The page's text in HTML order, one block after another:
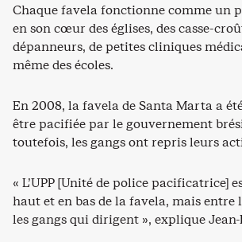
Chaque favela fonctionne comme un
en son cœur des églises, des casse-
dépanneurs, de petites cliniques
même des écoles.
En 2008, la favela de Santa Marta a
être pacifiée par le gouvernement
toutefois, les gangs ont repris leurs
« L’UPP [Unité de police pacificatrice]
haut et en bas de la favela, mais entre
les gangs qui dirigent », explique